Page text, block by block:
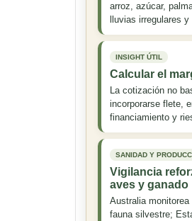
arroz, azúcar,
lluvias irregulares y
INSIGHT ÚTIL
Calcular el
La cotización no
incorporarse flete,
financiamiento y
SANIDAD Y
Vigilancia
aves y ganado
Australia
fauna silvestre;